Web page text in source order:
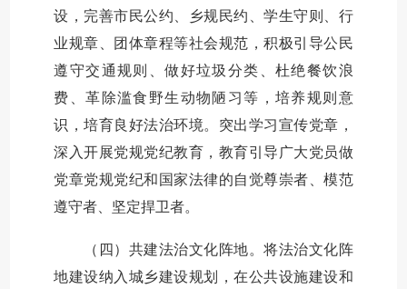
设，完善市民公约、乡规民约、学生守则、行
业规章、团体章程等社会规范，积极引导公民
遵守交通规则、做好垃圾分类、杜绝餐饮浪
费、革除滥食野生动物陋习等，培养规则意
识，培育良好法治环境。突出学习宣传党章，
深入开展党规党纪教育，教育引导广大党员做
党章党规党纪和国家法律的自觉尊崇者、模范
遵守者、坚定捍卫者。
（四）共建法治文化阵地。将法治文化阵
地建设纳入城乡建设规划，在公共设施建设和